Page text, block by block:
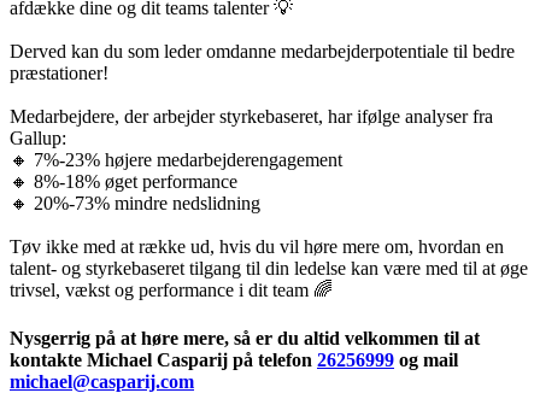
afdække dine og dit teams talenter 💡
Derved kan du som leder omdanne medarbejderpotentiale til bedre
præstationer!
Medarbejdere, der arbejder styrkebaseret, har ifølge analyser fra
Gallup:
🔸 7%-23% højere medarbejderengagement
🔸 8%-18% øget performance
🔸 20%-73% mindre nedslidning
Tøv ikke med at række ud, hvis du vil høre mere om, hvordan en
talent- og styrkebaseret tilgang til din ledelse kan være med til at øge
trivsel, vækst og performance i dit team 🌈
Nysgerrig på at høre mere, så er du altid velkommen til at
kontakte Michael Casparij på telefon 26256999 og mail
michael@casparij.com